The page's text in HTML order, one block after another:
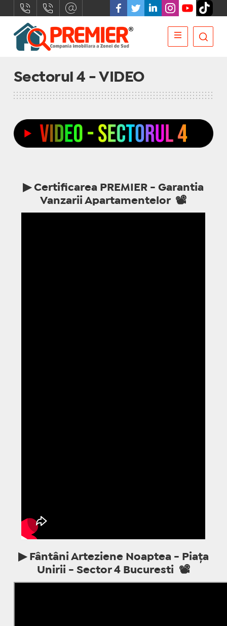
Sectorul 4 - VIDEO
▶ Certificarea PREMIER - Garantia
Vanzarii Apartamentelor 📽
▶ Fântâni Arteziene Noaptea - Piața
Unirii - Sector 4 Bucuresti 📽